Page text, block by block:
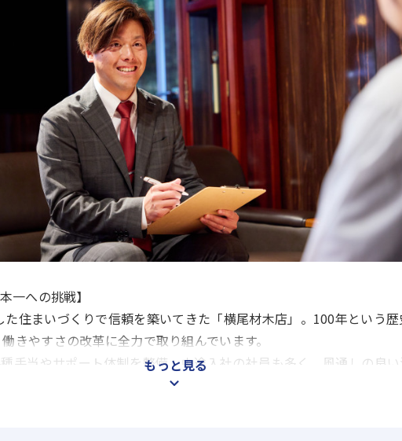
への挑戦】
住まいづくりで信頼を築いてきた「横尾材木店」。100年という
きやすさの改革に全力で取り組んでいます。
手当やサポート体制を整備。中途入社の社員も多く、風通しの良い
に貢献しながらプロとして成長したい」という意欲を、私たちは
もっと見る